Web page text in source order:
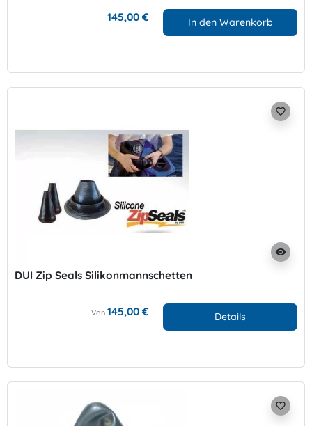
145,00 € In den Warenkorb
visibility
favorite_border
DUI Zip Seals Silikonmannschetten
Von 145,00 € Details
favorite_border